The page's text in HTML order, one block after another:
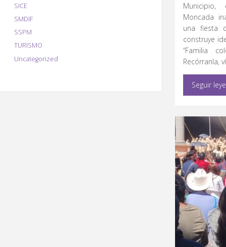
Moncada
una fiesta
construye
“Familia
Recórranla,
Seguir
SICE
SMDIF
SSPM
TURISMO
Uncategorized